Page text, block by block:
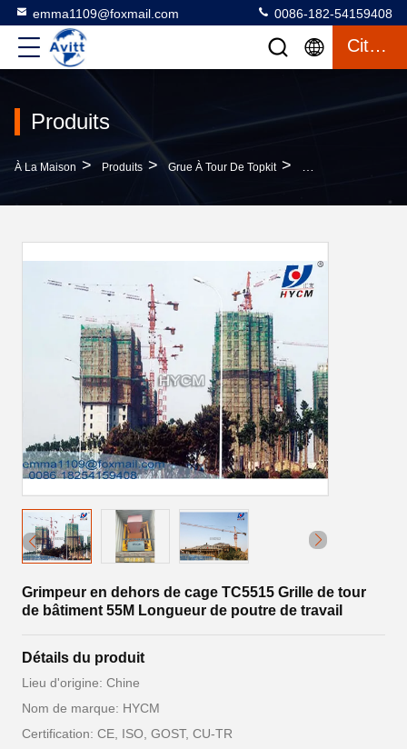
emma1109@foxmail.com 0086-182-54159408
Citation
Produits
À La Maison > Produits > Grue À Tour De Topkit > Grimpeur En
Grimpeur en dehors de cage TC5515 Grille de tour
de bâtiment 55M Longueur de poutre de travail
Détails du produit
Lieu d'origine: Chine
Nom de marque: HYCM
Certification: CE, ISO, GOST, CU-TR